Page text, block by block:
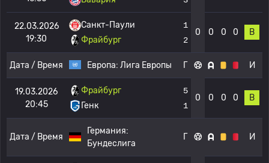
22.03.2026
19:30
Санкт-Паули
Фрайбург
1
2
0 0 0 0 В
Дата / Время Европа: Лига Европы Г И
19.03.2026
20:45
Фрайбург
Генк
5
1
0 0 0 0 В
Дата / Время
Германия:
Бундеслига
Г И